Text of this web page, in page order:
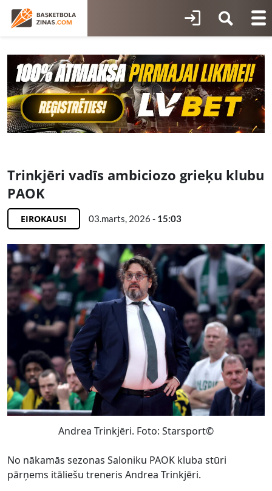
Trinkjēri vadīs ambiciozo grieķu klubu
PAOK
EIROKAUSI 03.marts, 2026 - 15:03
Andrea Trinkjēri. Foto: Starsport©
No nākamās sezonas Saloniku PAOK kluba stūri
pārņems itāliešu treneris Andrea Trinkjēri.